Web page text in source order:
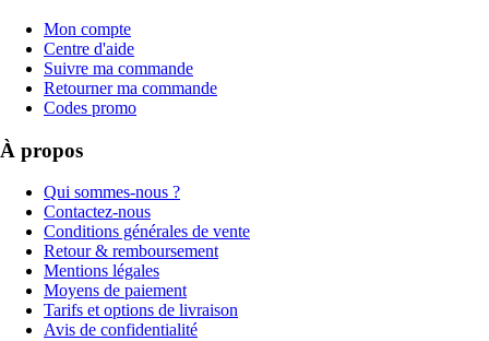
Mon compte
Centre d'aide
Suivre ma commande
Retourner ma commande
Codes promo
À propos
Qui sommes-nous ?
Contactez-nous
Conditions générales de vente
Retour & remboursement
Mentions légales
Moyens de paiement
Tarifs et options de livraison
Avis de confidentialité